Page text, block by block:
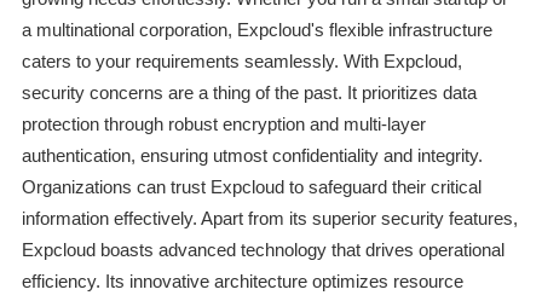
a multinational corporation, Expcloud's flexible infrastructure
caters to your requirements seamlessly. With Expcloud,
security concerns are a thing of the past. It prioritizes data
protection through robust encryption and multi-layer
authentication, ensuring utmost confidentiality and integrity.
Organizations can trust Expcloud to safeguard their critical
information effectively. Apart from its superior security features,
Expcloud boasts advanced technology that drives operational
efficiency. Its innovative architecture optimizes resource